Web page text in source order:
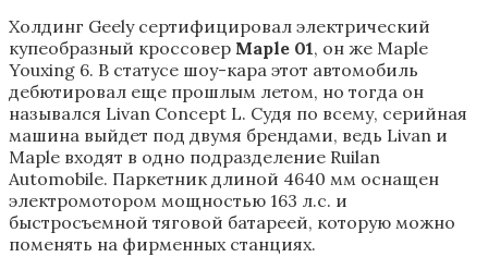
Холдинг Geely сертифицировал электрический
купеобразный кроссовер Maple 01, он же Maple
Youxing 6. В статусе шоу-кара этот автомобиль
дебютировал еще прошлым летом, но тогда он
назывался Livan Concept L. Судя по всему, серийная
машина выйдет под двумя брендами, ведь Livan и
Maple входят в одно подразделение Ruilan
Automobile. Паркетник длиной 4640 мм оснащен
электромотором мощностью 163 л.с. и
быстросъемной тяговой батареей, которую можно
поменять на фирменных станциях.